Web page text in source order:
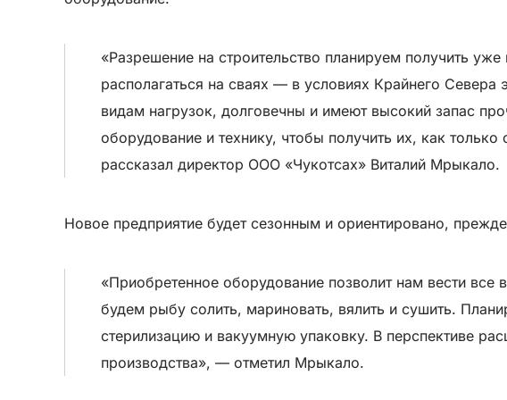
«Разрешение на строительство планируем получить
располагаться на сваях — в условиях Крайнего
видам нагрузок, долговечны и имеют высокий запас
оборудование и технику, чтобы получить их, как
рассказал директор ООО «Чукотсах» Виталий Мрыкало.
Новое предприятие будет сезонным и ориентировано,
«Приобретенное оборудование позволит нам вести
будем рыбу солить, мариновать, вялить и сушить.
стерилизацию и вакуумную упаковку. В перспективе
производства», — отметил Мрыкало.